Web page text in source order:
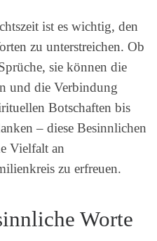
ist es wichtig, den
zu unterstreichen. Ob
sie können die
und die Verbindung
Botschaften bis
– diese Besinnlichen
Vielfalt an
zu erfreuen.
Worte